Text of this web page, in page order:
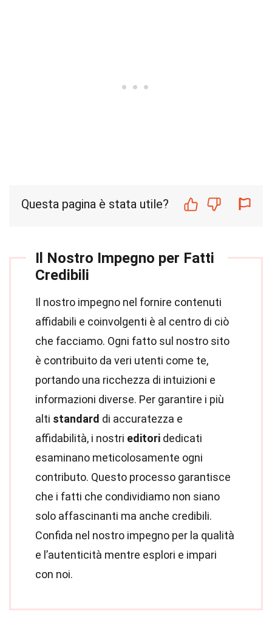
Questa pagina è stata utile?
Il Nostro Impegno per Fatti
Credibili
Il nostro impegno nel fornire contenuti
affidabili e coinvolgenti è al centro di ciò
che facciamo. Ogni fatto sul nostro sito
è contribuito da veri utenti come te,
portando una ricchezza di intuizioni e
informazioni diverse. Per garantire i più
alti standard di accuratezza e
affidabilità, i nostri editori dedicati
esaminano meticolosamente ogni
contributo. Questo processo garantisce
che i fatti che condividiamo non siano
solo affascinanti ma anche credibili.
Confida nel nostro impegno per la qualità
e l’autenticità mentre esplori e impari
con noi.